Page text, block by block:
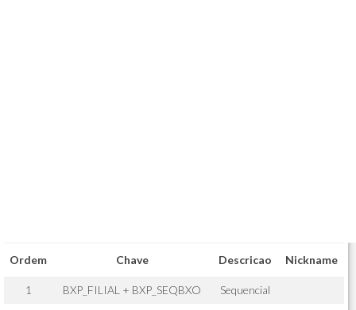
Ordem Chave Descricao Nickname
1 BXP_FILIAL + BXP_SEQBXO Sequencial